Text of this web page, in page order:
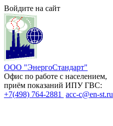
Войдите на сайт
ООО "ЭнергоСтандарт"
Офис по работе с населением,
приём показаний ИПУ ГВС:
+7(498) 764-2881
acc-c@en-st.ru